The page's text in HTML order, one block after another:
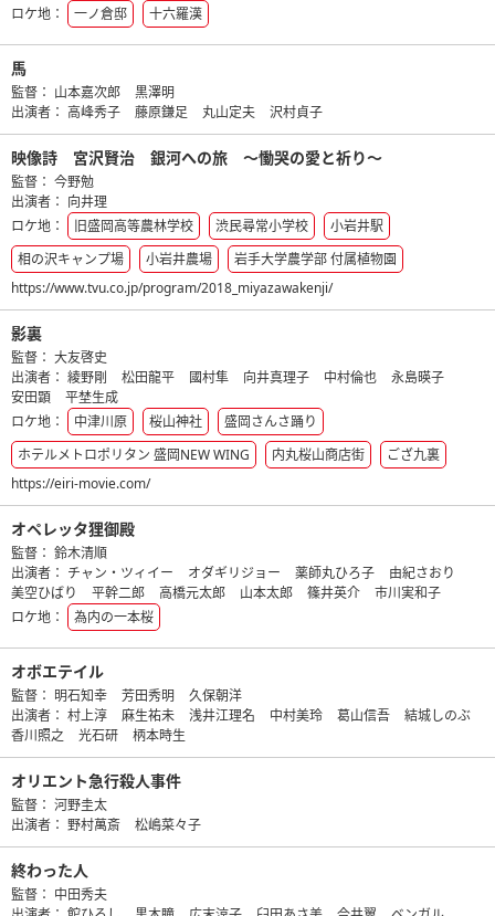
ロケ地：
一ノ倉邸 十六羅漢
馬
監督： 山本嘉次郎
黒澤明
出演者： 高峰秀子 藤原鎌足 丸山定夫 沢村貞子
映像詩 宮沢賢治 銀河への旅 ～慟哭の愛と祈り～
監督： 今野勉
出演者： 向井理
ロケ地：
旧盛岡高等農林学校 渋民尋常小学校
小岩井駅
相の沢キャンプ場
小岩井農場
岩手大学農学部 付属植物園
https://www.tvu.co.jp/program/2018_miyazawakenji/
影裏
監督： 大友啓史
出演者： 綾野剛 松田龍平 國村隼 向井真理子 中村倫也
永島暎子
安田顕
平埜生成
ロケ地：
中津川原 桜山神社
盛岡さんさ踊り
ホテルメトロポリタン 盛岡NEW WING
内丸桜山商店街
ござ九裏
https://eiri-movie.com/
オペレッタ狸御殿
監督： 鈴木清順
出演者： チャン・ツィイー オダギリジョー 薬師丸ひろ子
由紀さおり
美空ひばり
平幹二郎 高橋元太郎 山本太郎 篠井英介
市川実和子
ロケ地：
為内の一本桜
オボエテイル
監督： 明石知幸 芳田秀明
久保朝洋
出演者： 村上淳 麻生祐未 浅井江理名 中村美玲 葛山信吾
結城しのぶ
香川照之
光石研 柄本時生
オリエント急行殺人事件
監督： 河野圭太
出演者： 野村萬斎 松嶋菜々子
終わった人
監督： 中田秀夫